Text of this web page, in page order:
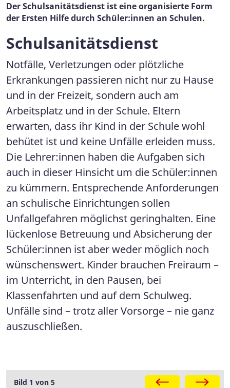
Der Schulsanitätsdienst ist eine organisierte Form
der Ersten Hilfe durch Schüler:innen an Schulen.
Schulsanitätsdienst
Notfälle, Verletzungen oder plötzliche
Erkrankungen passieren nicht nur zu Hause
und in der Freizeit, sondern auch am
Arbeitsplatz und in der Schule. Eltern
erwarten, dass ihr Kind in der Schule wohl
behütet ist und keine Unfälle erleiden muss.
Die Lehrer:innen haben die Aufgaben sich
auch in dieser Hinsicht um die Schüler:innen
zu kümmern. Entsprechende Anforderungen
an schulische Einrichtungen sollen
Unfallgefahren möglichst geringhalten. Eine
lückenlose Betreuung und Absicherung der
Schüler:innen ist aber weder möglich noch
wünschenswert. Kinder brauchen Freiraum –
im Unterricht, in den Pausen, bei
Klassenfahrten und auf dem Schulweg.
Unfälle sind – trotz aller Vorsorge – nie ganz
auszuschließen.
Galerie
Bild 1 von 5